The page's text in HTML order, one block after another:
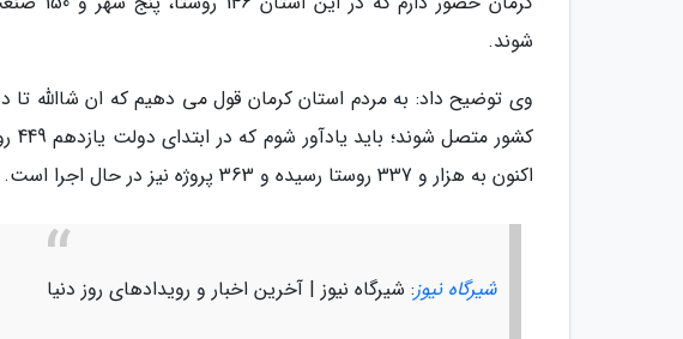
شوند.
اکنون به هزار و 337 روستا رسیده و 363 پروژه نیز در حال اجرا است.
شیرگاه نیوز: شیرگاه نیوز | آخرین اخبار و رویدادهای روز دنیا